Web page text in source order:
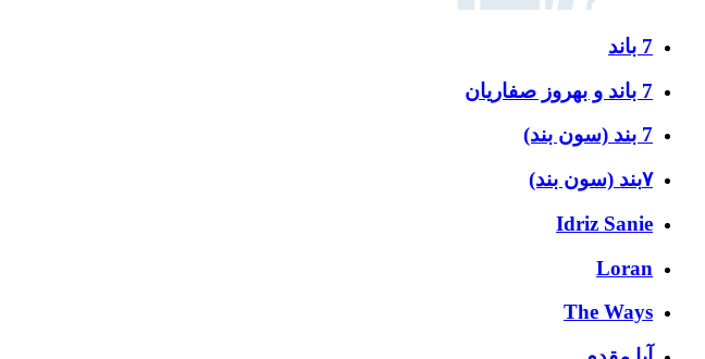
7 باند
7 باند و بهروز صفاریان
7 بند (سون بند)
۷بند (سون بند)
Idriz Sanie
Loran
The Ways